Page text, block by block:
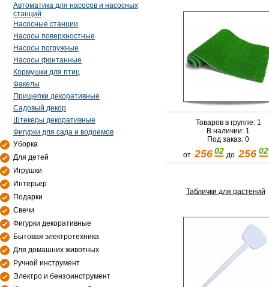
Автоматика для насосов и насосных
станций
Насосные станции
Насосы поверхностные
Насосы погружные
Насосы фонтанные
Кормушки для птиц
Факелы
Прищепки декоративные
Садовый декор
Штекеры декоративные
Фигурки для сада и водоемов
Уборка
Для детей
Игрушки
Интерьер
Подарки
Свечи
Фигурки декоративные
Бытовая электротехника
Для домашних животных
Ручной инструмент
Электро и бензоинструмент
Товаров в группе: 1
В наличии: 1
Под заказ: 0
от256 02до256 02
Таблички для растений